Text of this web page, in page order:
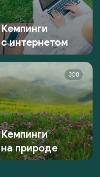
Кемпинги
с интернетом
308
Кемпинги
на природе